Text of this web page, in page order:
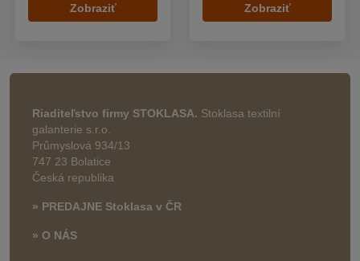
Zobraziť Zobraziť
Riaditeľstvo firmy STOKLASA. Stoklasa textilní
galanterie s.r.o.
Průmyslová 934/13
747 23 Bolatice
Česká republika
» PREDAJNE Stoklasa v ČR
» O NÁS